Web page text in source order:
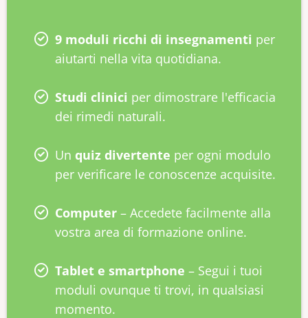
9 moduli ricchi di insegnamenti per
aiutarti nella vita quotidiana.
Studi clinici per dimostrare l'efficacia
dei rimedi naturali.
Un quiz divertente per ogni modulo
per verificare le conoscenze acquisite.
Computer – Accedete facilmente alla
vostra area di formazione online.
Tablet e smartphone – Segui i tuoi
moduli ovunque ti trovi, in qualsiasi
momento.